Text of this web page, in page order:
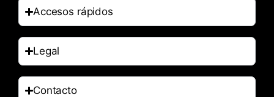
Accesos rápidos
Legal
Contacto